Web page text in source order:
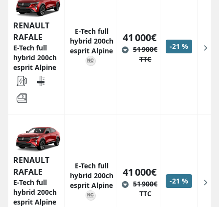
RENAULT
RAFALE
E-Tech full
hybrid 200ch
esprit Alpine
E-Tech full
hybrid 200ch
esprit Alpine
41 000€
51 900€
TTC
-21 %
RENAULT
RAFALE
E-Tech full
hybrid 200ch
esprit Alpine
E-Tech full
hybrid 200ch
esprit Alpine
41 000€
51 900€
TTC
-21 %